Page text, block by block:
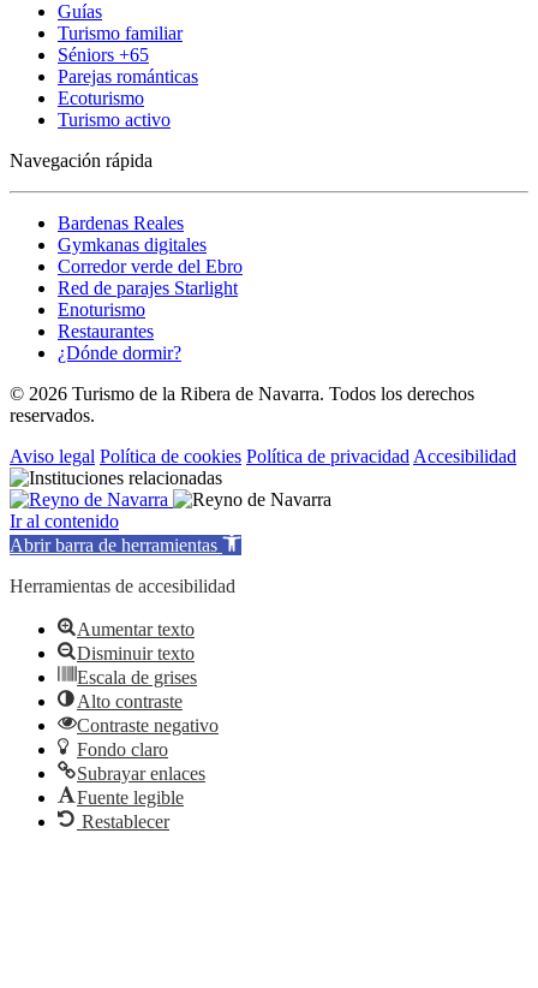
Guías
Turismo familiar
Séniors +65
Parejas románticas
Ecoturismo
Turismo activo
Navegación rápida
Bardenas Reales
Gymkanas digitales
Corredor verde del Ebro
Red de parajes Starlight
Enoturismo
Restaurantes
¿Dónde dormir?
© 2026 Turismo de la Ribera de Navarra. Todos los derechos
reservados.
Aviso legal Política de cookies Política de privacidad Accesibilidad
Ir al contenido
Abrir barra de herramientas
Herramientas de accesibilidad
Aumentar texto
Disminuir texto
Escala de grises
Alto contraste
Contraste negativo
Fondo claro
Subrayar enlaces
Fuente legible
Restablecer